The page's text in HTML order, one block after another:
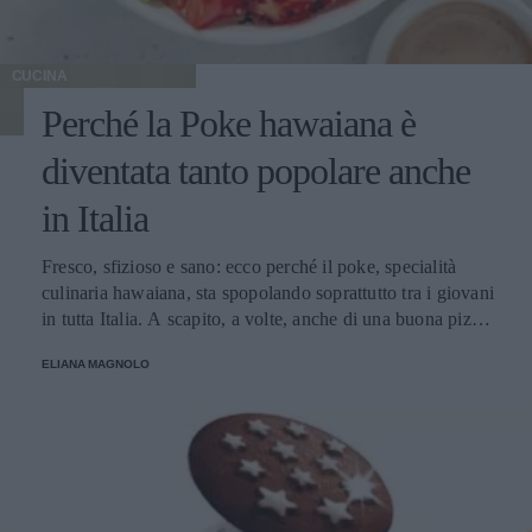
CUCINA
Perché la Poke hawaiana è
diventata tanto popolare anche
in Italia
Fresco, sfizioso e sano: ecco perché il poke, specialità
culinaria hawaiana, sta spopolando soprattutto tra i giovani
in tutta Italia. A scapito, a volte, anche di una buona pizza.
ELIANA MAGNOLO